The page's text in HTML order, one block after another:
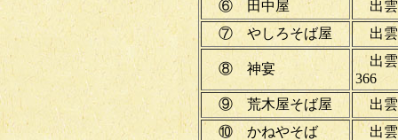
⑥ 田中屋
出雲
⑦ やしろそば屋
出雲
⑧ 神宴
出雲
366
⑨ 荒木屋そば屋
出雲
⑩ かねやそば
出雲